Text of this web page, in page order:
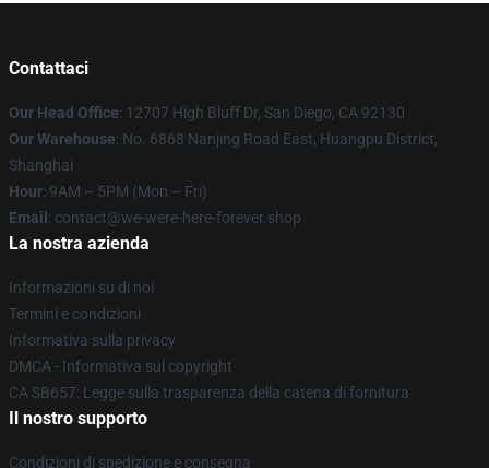
Contattaci
Our Head Office: 12707 High Bluff Dr, San Diego, CA 92130
Our Warehouse: No. 6868 Nanjing Road East, Huangpu District,
Shanghai
Hour: 9AM – 5PM (Mon – Fri)
Email : contact@we-were-here-forever.shop
La nostra azienda
Informazioni su di noi
Termini e condizioni
Informativa sulla privacy
DMCA - Informativa sul copyright
CA SB657: Legge sulla trasparenza della catena di fornitura
Il nostro supporto
Condizioni di spedizione e consegna